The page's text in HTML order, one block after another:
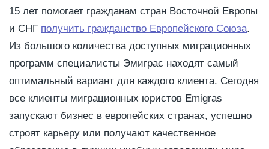
15 лет помогает гражданам стран Восточной Европы
и СНГ получить гражданство Европейского Союза.
Из большого количества доступных миграционных
программ специалисты Эмиграс находят самый
оптимальный вариант для каждого клиента. Сегодня
все клиенты миграционных юристов Emigras
запускают бизнес в европейских странах, успешно
строят карьеру или получают качественное